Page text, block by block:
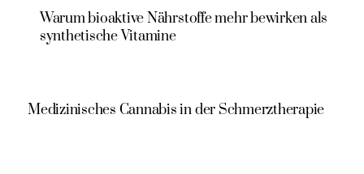
von Dr.
Antonie Danz
Warum bioaktive Nährstoffe mehr bewirken als
synthetische Vitamine
Medizinisches Cannabis in der Schmerztherapie